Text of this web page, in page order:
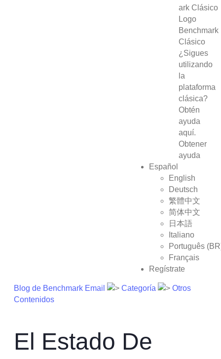
Benchmark
Clásico
¿Sigues
utilizando
la
plataforma
clásica?
Obtén
ayuda
aquí.
Obtener
ayuda
Español
English
Deutsch
繁體中文
简体中文
日本語
Italiano
Português
Français
Regístrate
Blog de Benchmark Email Categoría
Otros
Contenidos
El Estado De